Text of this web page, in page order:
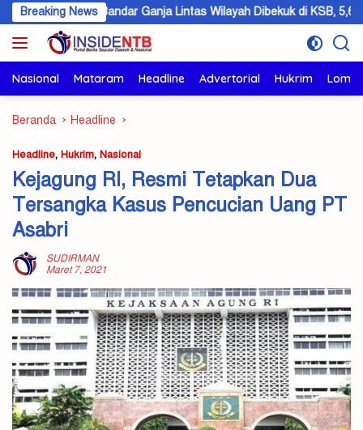
Langsung
ke
konten
Breaking News
Bandar Ganja Lintas Wilayah Dibekuk di KSB, 5,6 Kilogram
Nasional Mataram Headline Advertorial Hukrim
Beranda Headline
Headline, Hukrim, Nasional
Kejagung RI, Resmi Tetapkan Dua
Tersangka Kasus Pencucian Uang PT
Asabri
SUDIRMAN
Maret 7, 2021